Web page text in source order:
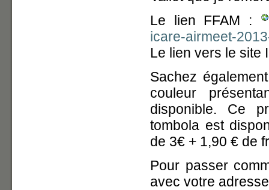
Le lien FFAM :
icare-airmeet-
Le lien vers le site
Sachez
couleur
disponible. Ce
tombola est
de 3€ + 1,90 € de
Pour passer
avec votre